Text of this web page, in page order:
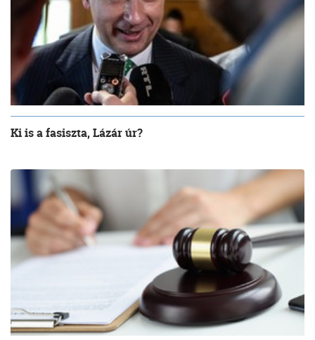
Ki is a fasiszta, Lázár úr?